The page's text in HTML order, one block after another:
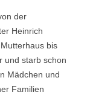
der
Heinrich
bis
und starb schon
Mädchen und
Familien